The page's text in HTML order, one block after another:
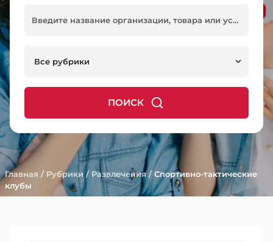
Все рубрики
ПОИСК
Главная / Рубрики/ Развлечения/ Спортивно-тактические
клубы